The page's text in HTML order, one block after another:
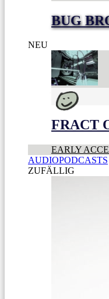
BUG
NEU
FRACT
EARLY
AUDIOPODCASTS
ZUFÄLLIG